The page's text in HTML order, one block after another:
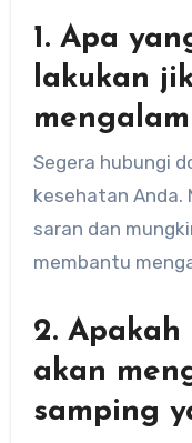
1. Apa
lakukan
Segera hubungi
kesehatan Anda.
saran dan
membantu
2. Apakah
akan
samping